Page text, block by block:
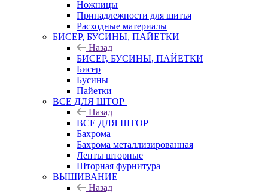
Ножницы
Принадлежности для шитья
Расходные материалы
БИСЕР, БУСИНЫ, ПАЙЕТКИ
Назад
БИСЕР, БУСИНЫ, ПАЙЕТКИ
Бисер
Бусины
Пайетки
ВСЕ ДЛЯ ШТОР
Назад
ВСЕ ДЛЯ ШТОР
Бахрома
Бахрома металлизированная
Ленты шторные
Шторная фурнитура
ВЫШИВАНИЕ
Назад